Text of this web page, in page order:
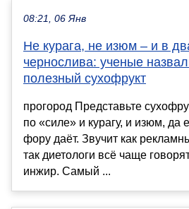
08:21, 06 Янв
Не курага, не изюм – и в
чернослива: ученые
полезный сухофрукт
прогород Представьте
по «силе» и курагу, и изюм, да
фору даёт. Звучит как
так диетологи всё чаще
инжир. Самый ...